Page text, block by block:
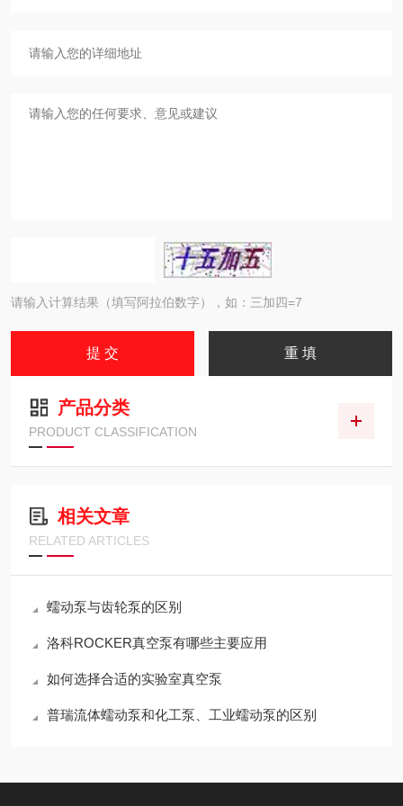
请输入计算结果（填写阿拉伯数字），如：三加四=7
产品分类
PRODUCT CLASSIFICATION
相关文章
RELATED ARTICLES
蠕动泵与齿轮泵的区别
洛科ROCKER真空泵有哪些主要应用
如何选择合适的实验室真空泵
普瑞流体蠕动泵和化工泵、工业蠕动泵的区别